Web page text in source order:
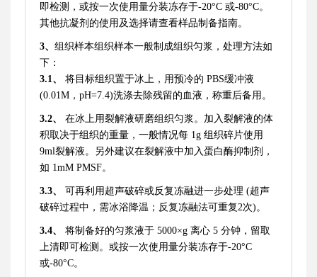
即检测，或按一次使用量分装冻存于-20°C 或-80°C。
其他抗凝剂的使用及选择请查看样品制备指南。
3、 组织样本组织样本一般制成组织匀浆，处理方法如
下：
3.1、
将目标组织置于冰上，用预冷的 PBS缓冲液
(0.01M，pH=7.4)洗涤去除残留的血液，称重后备用。
3.2、
在冰上用裂解液研磨组织匀浆。加入裂解液的体
积取决于组织的重量，一般情况每 1g 组织碎片使用
9ml裂解液。另外建议在裂解液中加入蛋白酶抑制剂，
如 1mM PMSF。
3.3、 可再利用超声破碎或反复冻融进一步处理 (超声
破碎过程中，需冰浴降温；反复冻融法可重复2次)。
3.4、 将制备好的匀浆液于 5000×g 离心 5 分钟，留取
上清即可检测。或按一次使用量分装冻存于-20°C
或-80°C。